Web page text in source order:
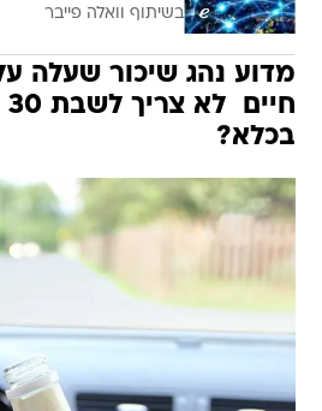
בשיתוף וואלה פייבר
מדוע נהג שיכור שעלה
בכלא?